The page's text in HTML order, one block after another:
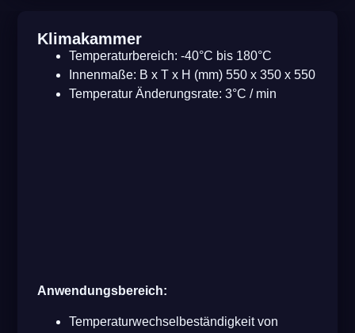
Klimakammer
Temperaturbereich: -40°C bis 180°C
Innenmaße: B x T x H (mm) 550 x 350 x 550
Temperatur Änderungsrate: 3°C / min
Anwendungsbereich:
Temperaturwechselbeständigkeit von